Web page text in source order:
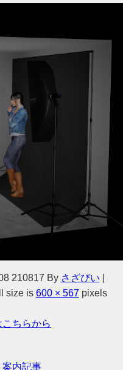
210817 By さざびい
size is 600 × 567 pixels
ちらから
案内記事